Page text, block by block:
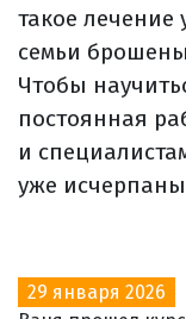
такое лечение
семьи
Чтобы
постоянная
и
уже
29 января 2026